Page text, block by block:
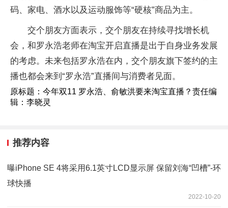
码、家电、酒水以及运动服饰等“硬核”商品为主。
交个朋友方面表示，交个朋友在持续寻找增长机
会，和罗永浩老师在淘宝开启直播是出于自身业务发展
的考虑。未来包括罗永浩在内，交个朋友旗下签约的主
播也都会来到“罗永浩”直播间与消费者见面。
原标题：今年双11 罗永浩、俞敏洪要来淘宝直播？责任编
辑：李晓灵
推荐内容
曝iPhone SE 4将采用6.1英寸LCD显示屏 保留刘海“凹槽”-环
球快播
2022-10-20